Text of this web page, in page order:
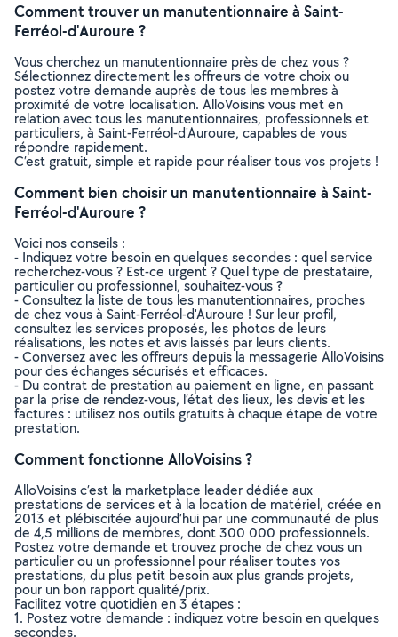
Comment trouver un manutentionnaire à Saint-
Ferréol-d'Auroure ?
Vous cherchez un manutentionnaire près de chez vous ?
Sélectionnez directement les offreurs de votre choix ou
postez votre demande auprès de tous les membres à
proximité de votre localisation. AlloVoisins vous met en
relation avec tous les manutentionnaires, professionnels et
particuliers, à Saint-Ferréol-d'Auroure, capables de vous
répondre rapidement.
C’est gratuit, simple et rapide pour réaliser tous vos projets !
Comment bien choisir un manutentionnaire à Saint-
Ferréol-d'Auroure ?
Voici nos conseils :
- Indiquez votre besoin en quelques secondes : quel service
recherchez-vous ? Est-ce urgent ? Quel type de prestataire,
particulier ou professionnel, souhaitez-vous ?
- Consultez la liste de tous les manutentionnaires, proches
de chez vous à Saint-Ferréol-d'Auroure ! Sur leur profil,
consultez les services proposés, les photos de leurs
réalisations, les notes et avis laissés par leurs clients.
- Conversez avec les offreurs depuis la messagerie AlloVoisins
pour des échanges sécurisés et efficaces.
- Du contrat de prestation au paiement en ligne, en passant
par la prise de rendez-vous, l’état des lieux, les devis et les
factures : utilisez nos outils gratuits à chaque étape de votre
prestation.
Comment fonctionne AlloVoisins ?
AlloVoisins c’est la marketplace leader dédiée aux
prestations de services et à la location de matériel, créée en
2013 et plébiscitée aujourd’hui par une communauté de plus
de 4,5 millions de membres, dont 300 000 professionnels.
Postez votre demande et trouvez proche de chez vous un
particulier ou un professionnel pour réaliser toutes vos
prestations, du plus petit besoin aux plus grands projets,
pour un bon rapport qualité/prix.
Facilitez votre quotidien en 3 étapes :
1. Postez votre demande : indiquez votre besoin en quelques
secondes.